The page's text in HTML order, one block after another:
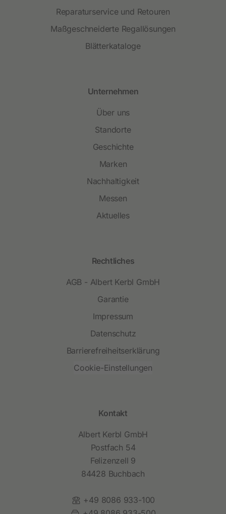
Reparaturservice und Retouren
Maßgeschneiderte Regallösungen
Blätterkataloge
Unternehmen
Über uns
Standorte
Geschichte
Marken
Nachhaltigkeit
Messen
Aktuelles
Rechtliches
AGB - Albert Kerbl GmbH
Garantie
Impressum
Datenschutz
Barrierefreiheitserklärung
Cookie-Einstellungen
Kontakt
Albert Kerbl GmbH
Postfach 54
Felizenzell 9
84428 Buchbach
Telefon:
+49 8086 933-100